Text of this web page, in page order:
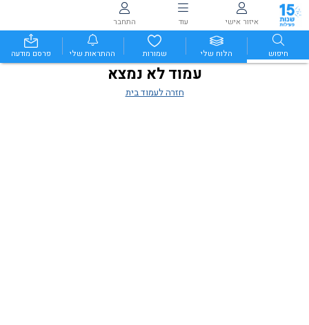
איזור אישי עוד התחבר
חיפוש הלוח שלי שמורות ההתראות שלי פרסם מודעה
עמוד לא נמצא
חזרה לעמוד בית